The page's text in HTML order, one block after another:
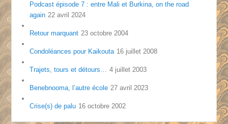
Podcast épisode 7 : entre Mali et Burkina, on the road
again 22 avril 2024
Retour marquant 23 octobre 2004
Condoléances pour Kaikouta 16 juillet 2008
Trajets, tours et détours… 4 juillet 2003
Benebnooma, l’autre école 27 avril 2023
Crise(s) de palu 16 octobre 2002